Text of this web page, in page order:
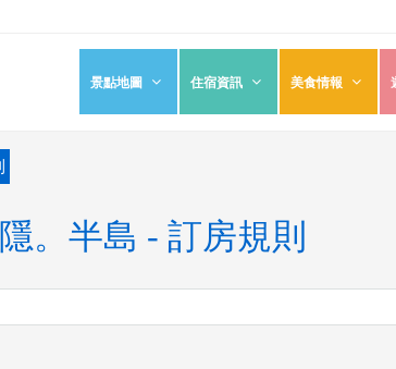
景點地圖 住宿資訊 美食情報
隱。半島 - 訂房規則